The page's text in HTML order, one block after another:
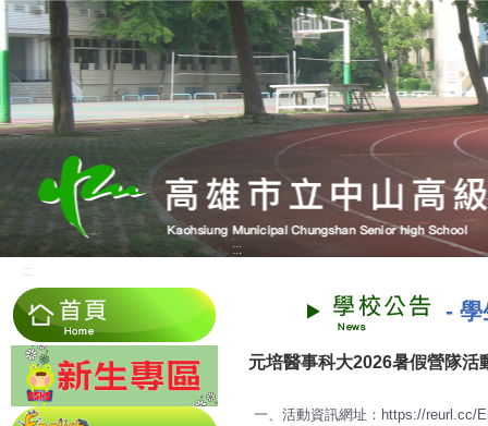
:::
:::
- 學
元培醫事科大2026暑假營隊活
一、活動資訊網址： https://reurl.cc/